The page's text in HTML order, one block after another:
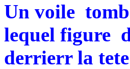
Un voile
lequel figure
derrierr la